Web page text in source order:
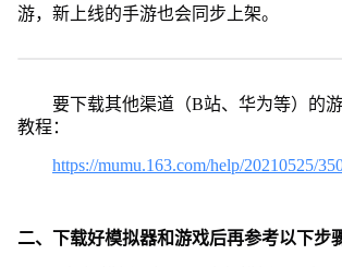
游，新上线的手游也会同步上架。
要下载其他渠道（B站、华为等）的
教程：
https://mumu.163.com/help/20210525/
二、下载好模拟器和游戏后再参考以下步